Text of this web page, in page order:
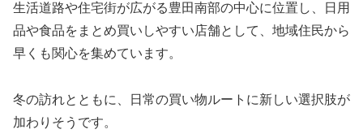
生活道路や住宅街が広がる豊田南部の中心に位置し、日用
品や食品をまとめ買いしやすい店舗として、地域住民から
早くも関心を集めています。
冬の訪れとともに、日常の買い物ルートに新しい選択肢が
加わりそうです。